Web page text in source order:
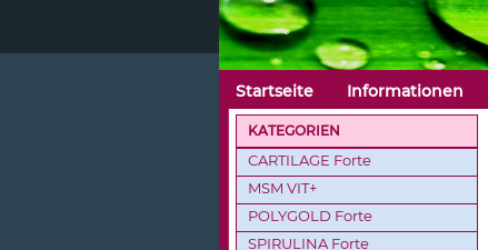
KATEGORIEN
CARTILAGE Forte
MSM VIT+
POLYGOLD Forte
SPIRULINA Forte
Startseite Informationen